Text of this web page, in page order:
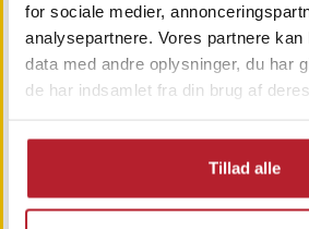
for sociale medier,
analysepartnere. Vores partnere
data med andre oplysninger, du har
de har indsamlet fra din brug af
Tillad alle
Findes på lager, Leveres i løbet af 1-2
T29 E14
Pris:59 kr.
59 kr.
Findes